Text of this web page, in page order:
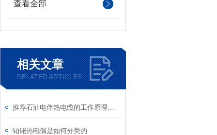
查看全部
相关文章
RELATED ARTICLES
铂铑热电偶是如何分类的